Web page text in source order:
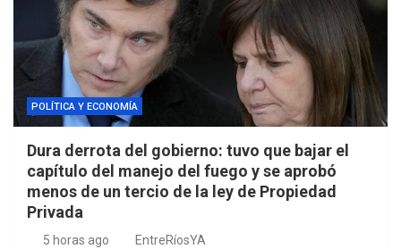
POLÍTICA Y ECONOMÍA
Dura derrota del gobierno: tuvo que bajar el
capítulo del manejo del fuego y se aprobó
menos de un tercio de la ley de Propiedad
Privada
5 horas ago EntreRíosYA